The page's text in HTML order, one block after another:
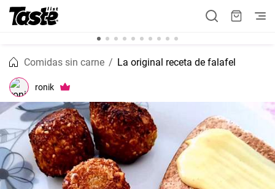
Comidas sin carne La original receta de falafel
ronik